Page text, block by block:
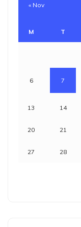
M T
6 7
13 14
20 21
27 28
« Nov